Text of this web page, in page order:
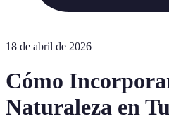
18 de abril de 2026
Cómo
Naturaleza en